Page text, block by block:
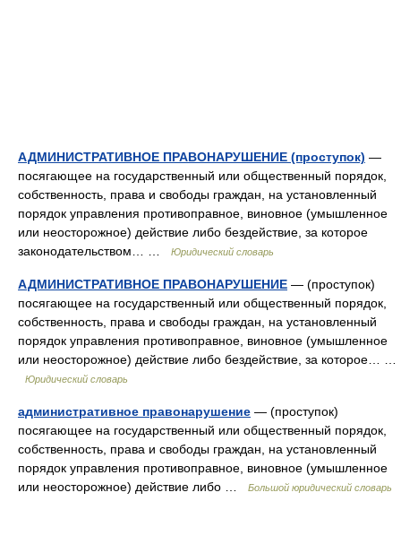
АДМИНИСТРАТИВНОЕ ПРАВОНАРУШЕНИЕ (проступок) —
посягающее на государственный или общественный порядок,
собственность, права и свободы граждан, на установленный
порядок управления противоправное, виновное (умышленное
или неосторожное) действие либо бездействие, за которое
законодательством… …
Юридический словарь
АДМИНИСТРАТИВНОЕ ПРАВОНАРУШЕНИЕ — (проступок)
посягающее на государственный или общественный порядок,
собственность, права и свободы граждан, на установленный
порядок управления противоправное, виновное (умышленное
или неосторожное) действие либо бездействие, за которое… …
Юридический словарь
административное правонарушение — (проступок)
посягающее на государственный или общественный порядок,
собственность, права и свободы граждан, на установленный
порядок управления противоправное, виновное (умышленное
или неосторожное) действие либо …
Большой юридический словарь